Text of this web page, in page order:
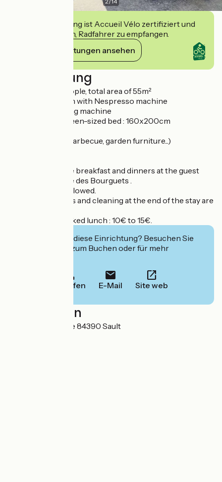
Diese Einrichtung ist Accueil Vélo zertifiziert und
verpflichtet sich, Radfahrer zu empfangen.
Ihre Verpflichtungen ansehen
Beschreibung
Lodge for two people, total area of 55m²
Fully fitted kitchen with Nespresso machine
Bathroom, washing machine
Bedroom with queen-sized bed : 160x200cm
Private terrace (barbecue, garden furniture...)
Possibility to have breakfast and dinners at the guest
table of La Bastide des Bourguets .
Animals are not allowed.
Bed sheets, towels and cleaning at the end of the stay are
Possibility of pacjked lunch : 10€ to 15€.
Interessiert Sie diese Einrichtung? Besuchen Sie
deren Website zum Buchen oder für mehr
Anrufen E-Mail Site web
Localisation
Hameau de la Loge 84390 Sault